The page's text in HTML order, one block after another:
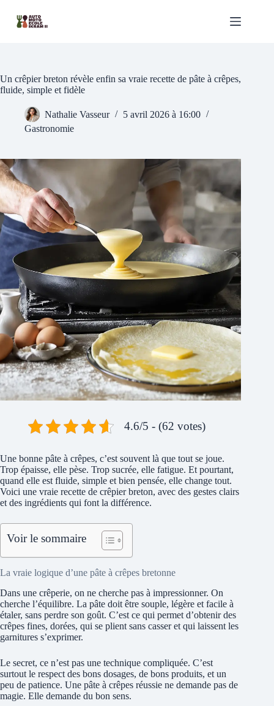
contenu
Un crêpier breton révèle enfin sa vraie recette de pâte à crêpes,
fluide, simple et fidèle
Nathalie Vasseur
5 avril 2026 à 16:00
Gastronomie
4.6/5 - (62 votes)
Une bonne pâte à crêpes, c’est souvent là que tout se joue.
Trop épaisse, elle pèse. Trop sucrée, elle fatigue. Et pourtant,
quand elle est fluide, simple et bien pensée, elle change tout.
Voici une vraie recette de crêpier breton, avec des gestes clairs
et des ingrédients qui font la différence.
Voir le sommaire
La vraie logique d’une pâte à crêpes bretonne
Dans une crêperie, on ne cherche pas à impressionner. On
cherche l’équilibre. La pâte doit être souple, légère et facile à
étaler, sans perdre son goût. C’est ce qui permet d’obtenir des
crêpes fines, dorées, qui se plient sans casser et qui laissent les
garnitures s’exprimer.
Le secret, ce n’est pas une technique compliquée. C’est
surtout le respect des bons dosages, de bons produits, et un
peu de patience. Une pâte à crêpes réussie ne demande pas de
magie. Elle demande du bon sens.